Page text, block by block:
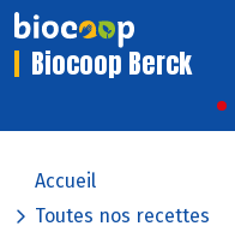
Biocoop Berck
Accueil
Toutes nos recettes